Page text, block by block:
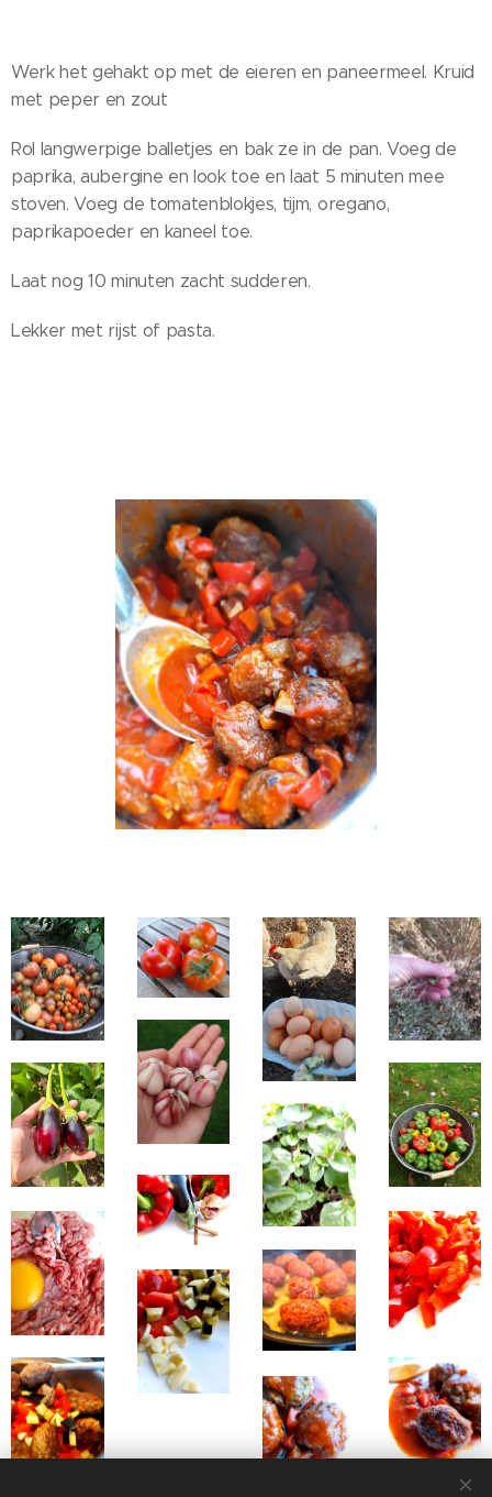
Werk het gehakt op met de eieren en paneermeel. Kruid
met peper en zout
Rol langwerpige balletjes en bak ze in de pan. Voeg de
paprika, aubergine en look toe en laat 5 minuten mee
stoven. Voeg de tomatenblokjes, tijm, oregano,
paprikapoeder en kaneel toe.
Laat nog 10 minuten zacht sudderen.
Lekker met rijst of pasta.